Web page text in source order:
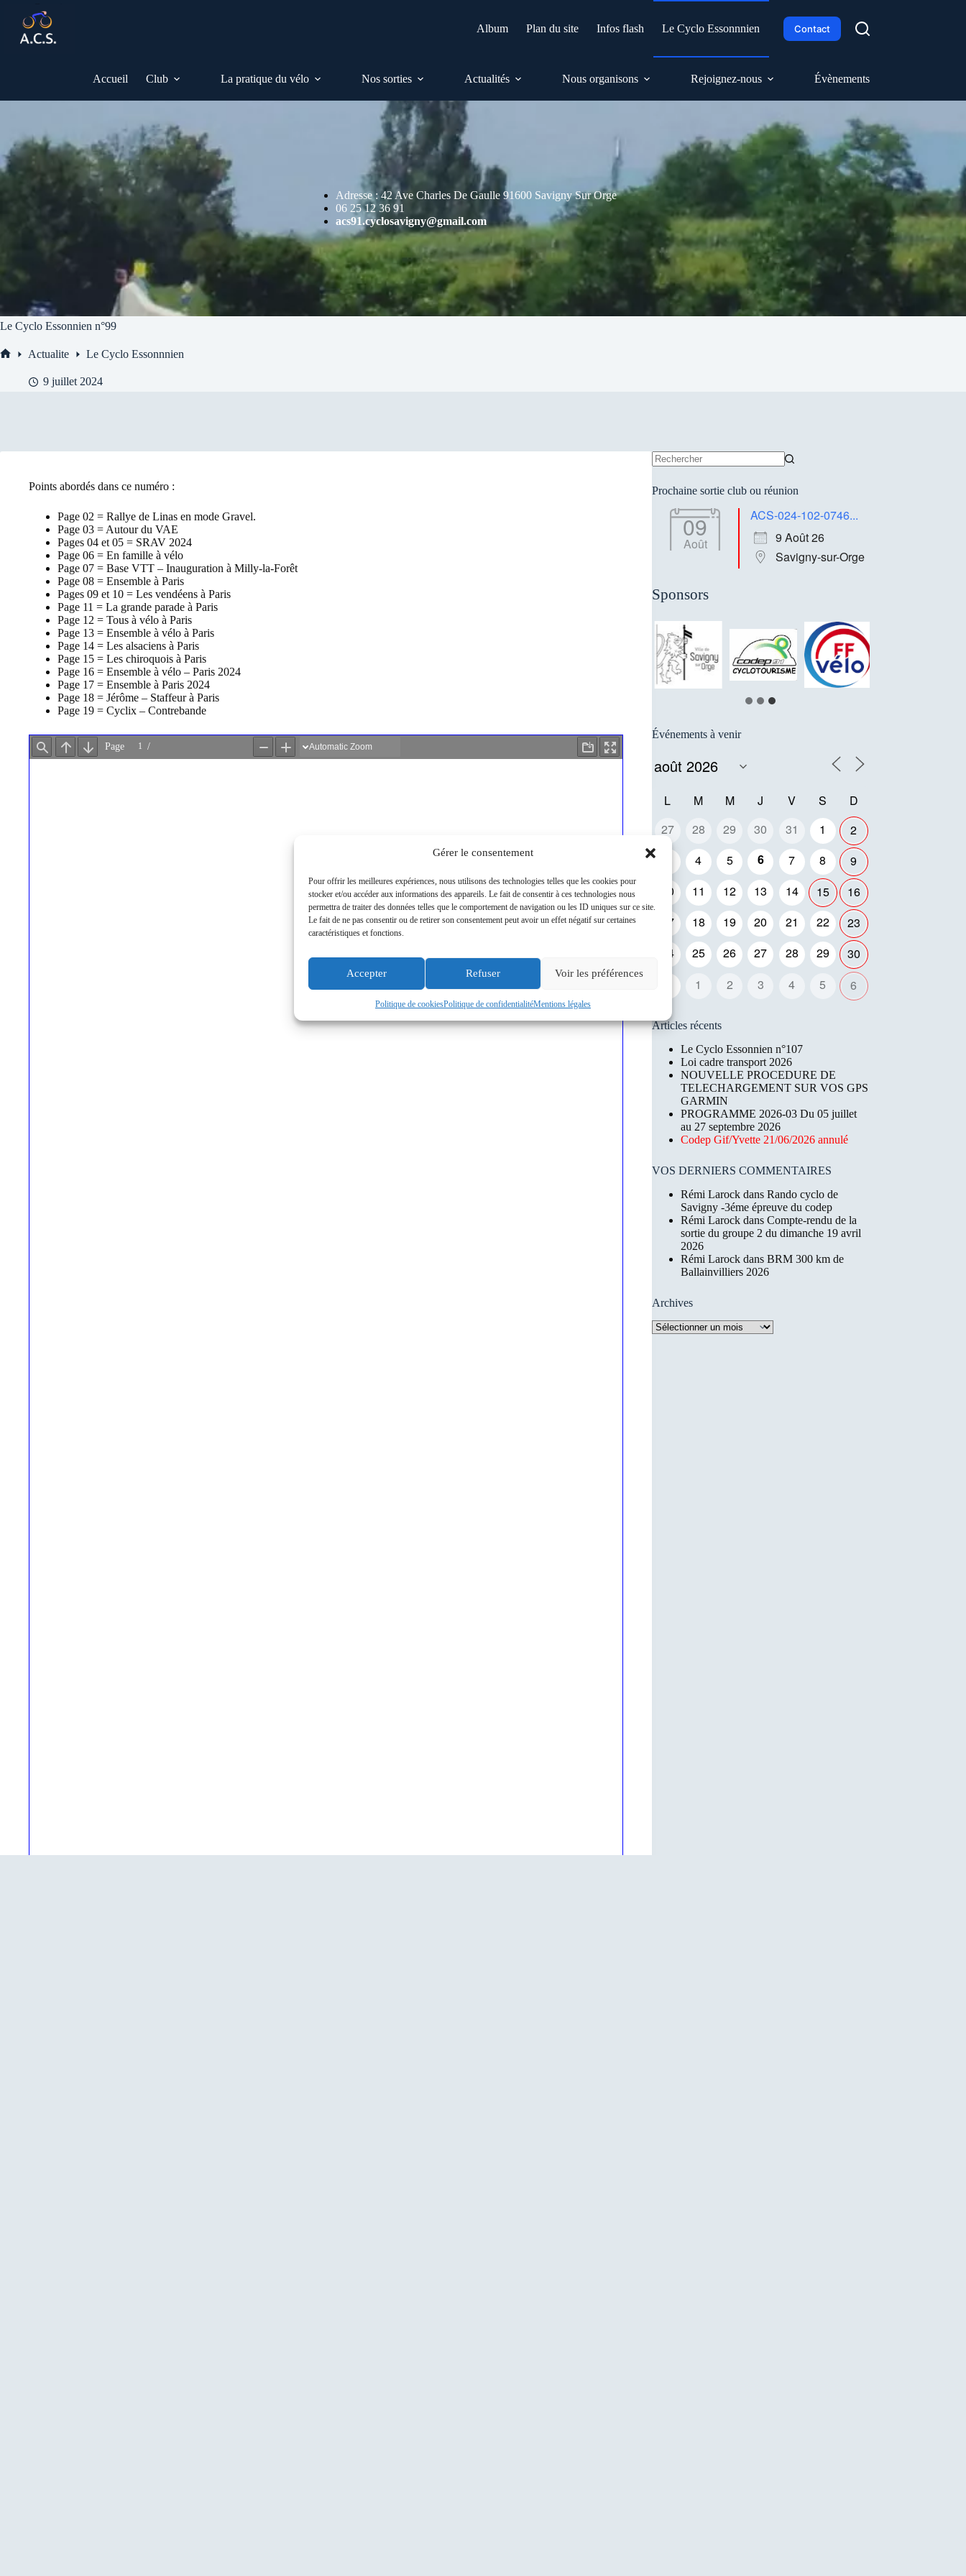
Gérer le consentement
Pour offrir les meilleures expériences, nous utilisons des technologies telles que les cookies pour
stocker et/ou accéder aux informations des appareils. Le fait de consentir à ces technologies nous
permettra de traiter des données telles que le comportement de navigation ou les ID uniques sur ce site.
Le fait de ne pas consentir ou de retirer son consentement peut avoir un effet négatif sur certaines
caractéristiques et fonctions.
Accepter Refuser Voir les préférences
Politique de cookiesPolitique de confidentialitéMentions légales
contenu
Album Plan du site Infos flash Le Cyclo Essonnnien Contact
Accueil Club La pratique du vélo Nos sorties Actualités Nous organisons Rejoignez-nous Évènements
Adresse : 42 Ave Charles De Gaulle 91600 Savigny Sur Orge
06 25 12 36 91
acs91.cyclosavigny@gmail.com
Le Cyclo Essonnien n°99
Actualite Le Cyclo Essonnnien
9 juillet 2024
Points abordés dans ce numéro :
Page 02 = Rallye de Linas en mode Gravel.
Page 03 = Autour du VAE
Pages 04 et 05 = SRAV 2024
Page 06 = En famille à vélo
Page 07 = Base VTT – Inauguration à Milly-la-Forêt
Page 08 = Ensemble à Paris
Pages 09 et 10 = Les vendéens à Paris
Page 11 = La grande parade à Paris
Page 12 = Tous à vélo à Paris
Page 13 = Ensemble à vélo à Paris
Page 14 = Les alsaciens à Paris
Page 15 = Les chiroquois à Paris
Page 16 = Ensemble à vélo – Paris 2024
Page 17 = Ensemble à Paris 2024
Page 18 = Jérôme – Staffeur à Paris
Page 19 = Cyclix – Contrebande
résultat
Prochaine sortie club ou réunion
09
Août
ACS-024-102-0746...
9 Août 26
Savigny-sur-Orge
Sponsors
Événements à venir
L M M J V S
D
27
28 29 30 31 1
2
4 5 6 7 8
9
10
11 12 13 14 15
16
17
18 19 20 21 22
23
24
25 26 27 28 29
30
1 2 3 4 5 6
Articles récents
Le Cyclo Essonnien n°107
Loi cadre transport 2026
NOUVELLE PROCEDURE DE
TELECHARGEMENT SUR VOS GPS
GARMIN
PROGRAMME 2026-03 Du 05 juillet
au 27 septembre 2026
Codep Gif/Yvette 21/06/2026 annulé
VOS DERNIERS COMMENTAIRES
Rémi Larock dansRando cyclo de
Savigny -3éme épreuve du codep
Rémi Larock dansCompte-rendu de la
sortie du groupe 2 du dimanche 19 avril
2026
Rémi Larock dansBRM 300 km de
Ballainvilliers 2026
Archives
Archives